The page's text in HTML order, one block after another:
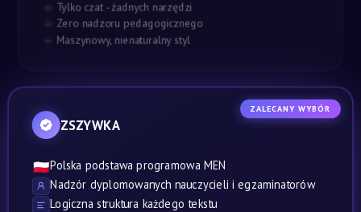
Tylko czat - żadnych narzędzi
Zero nadzoru pedagogicznego
Maszynowy, nienaturalny styl
ZALECANY WYBÓR
ZSZYWKA
🇵🇱Polska podstawa programowa MEN
Nadzór dyplomowanych nauczycieli i egzaminatorów
Logiczna struktura każdego tekstu